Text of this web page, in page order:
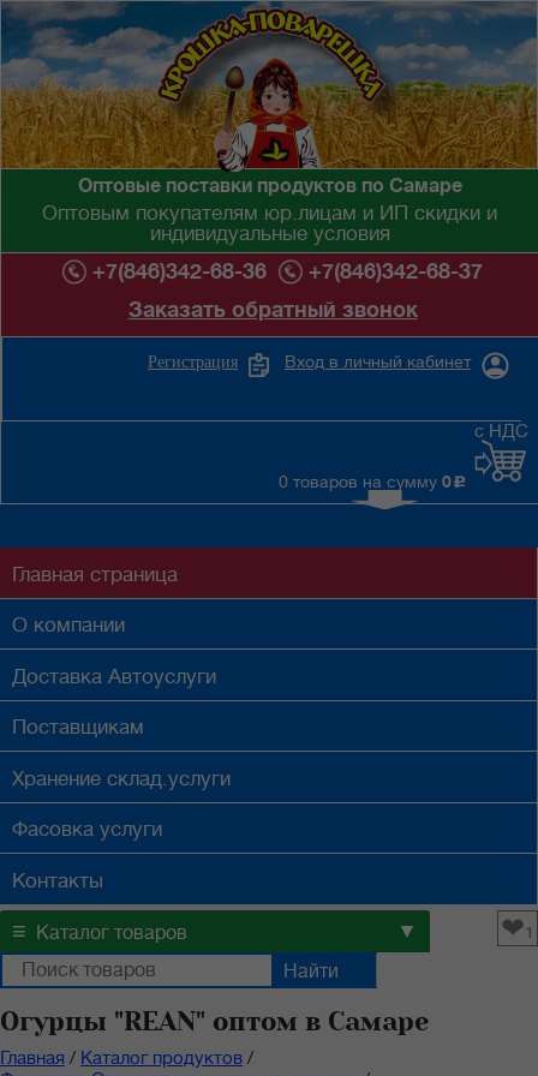
Оптовые поставки продуктов по Самаре
Оптовым покупателям юр.лицам и ИП скидки и
индивидуальные условия
+7(846)342-68-36
+7(846)342-68-37
Заказать обратный звонок
Вход в личный кабинет
Регистрация
0 товаров на сумму 0 c
с НДС
Главная страница
О компании
Доставка Автоуслуги
Поставщикам
Хранение склад.услуги
Фасовка услуги
Контакты
≡ Каталог товаров ▼ ❤1
Огурцы "REAN" оптом в Самаре
Главная / Каталог продуктов /